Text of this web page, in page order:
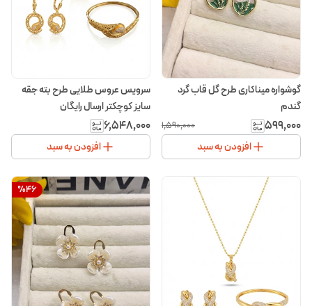
گوشواره میناکاری طرح گل قاب گرد
گندم
۵۹۹٬۰۰۰ ۱٬۵۹۰٬۰۰۰
افزودن به سبد
سرویس عروس طلایی طرح بته جقه
سایز کوچکتر ارسال رایگان
۶٬۵۴۸٬۰۰۰
افزودن به سبد
%46